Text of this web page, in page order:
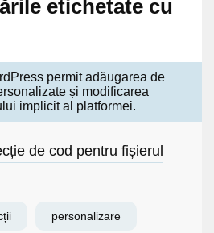
etichetate cu
permit adăugarea de
și modificarea
implicit al platformei.
de cod pentru fișierul
personalizare